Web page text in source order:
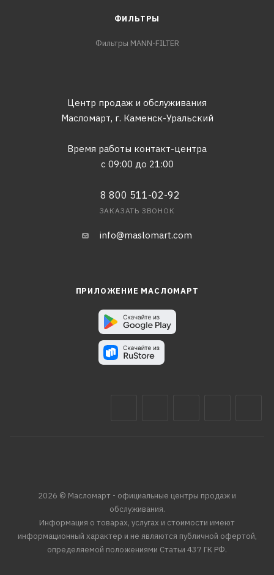
ФИЛЬТРЫ
Фильтры MANN-FILTER
Центр продаж и обслуживания
Масломарт, г. Каменск-Уральский
Время работы контакт-центра
с 09:00 до 21:00
8 800 511-02-92
ЗАКАЗАТЬ ЗВОНОК
info@maslomart.com
ПРИЛОЖЕНИЕ МАСЛОМАРТ
2026 © Масломарт - официальные центры продаж и
обслуживания.
Информация о товарах, услугах и стоимости имеют
информационный характер и не являются публичной офертой,
определяемой положениями Статьи 437 ГК РФ.